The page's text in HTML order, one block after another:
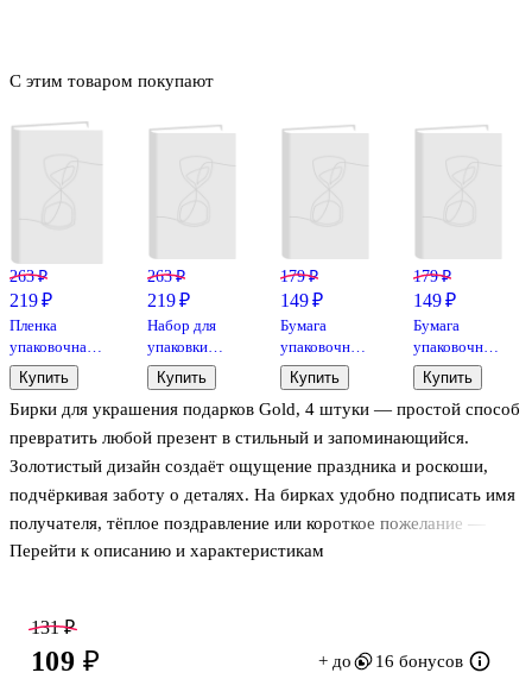
Бирки для украшения подарков Gold, 4 штуки — простой способ
превратить любой презент в стильный и запоминающийся.
Золотистый дизайн создаёт ощущение праздника и роскоши,
подчёркивая заботу о деталях. На бирках удобно подписать имя
получателя, тёплое поздравление или короткое пожелание —
подарок сразу становится более личным.
букету. Универсальный вариант для дня рождения, Нового года,
свадеб и любых торжеств, когда хочется оформить подарок
Перейти к описанию и характеристикам
С этим товаром покупают
263 ₽
219 ₽
Пленка
упаковочная
70*100
голографическая,
цветная, в
ассортименте
Купить
263 ₽
219 ₽
Набор для
упаковки
«Жёлтый
металлик»,
бант, лента
Купить
179 ₽
149 ₽
Бумага
упаковочная
70*100см
"Gentleman"
глянц., муж.,
инд.уп.
Купить
179 ₽
149 ₽
Бумага
упаковочная
70*100 см
"Red&Blue",
в
ассортименте
Купить
131 ₽
109 ₽ + до 16 бонусов